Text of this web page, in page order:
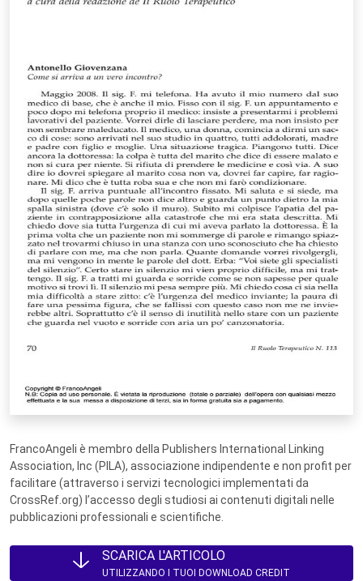
FrancoAngeli è membro della Publishers International Linking
Association, Inc (PILA), associazione indipendente e non profit per
facilitare (attraverso i servizi tecnologici implementati da
CrossRef.org) l’accesso degli studiosi ai contenuti digitali nelle
pubblicazioni professionali e scientifiche.
SCARICA L'ARTICOLO
UTILIZZANDO I TUOI DOWNLOAD CREDIT